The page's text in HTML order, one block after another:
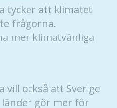
tycker att klimatet
frågorna.
mer klimatvänliga
vill också att Sverige
gör mer för